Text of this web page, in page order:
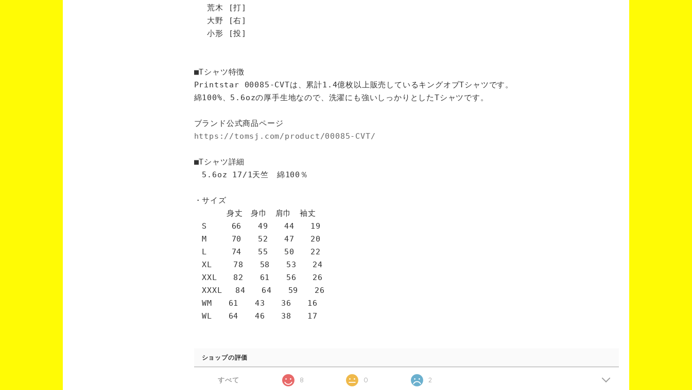
荒木 [打]
大野 [右]
小形 [投]
■Tシャツ特徴
Printstar 00085-CVTは、累計1.4億枚以上販売しているキングオブTシャツです。
綿100%、5.6ozの厚手生地なので、洗濯にも強いしっかりとしたTシャツです。
ブランド公式商品ページ
https://tomsj.com/product/00085-CVT/
■Tシャツ詳細
5.6oz 17/1天竺 綿100％
・サイズ
身丈 身巾 肩巾 袖丈
S 66 49 44 19
M 70 52 47 20
L 74 55 50 22
XL 78 58 53 24
XXL 82 61 56 26
XXXL 84 64 59 26
WM 61 43 36 16
WL 64 46 38 17
ショップの評価
すべて 8 0 2